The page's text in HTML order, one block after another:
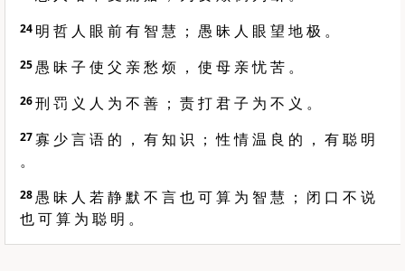
24 明 哲 人 眼 前 有 智 慧 ； 愚 昧 人 眼 望 地 极 。
25 愚 昧 子 使 父 亲 愁 烦 ， 使 母 亲 忧 苦 。
26刑 罚 义 人 为 不 善 ； 责 打 君 子 为 不 义 。
27寡 少 言 语 的 ， 有 知 识 ； 性 情 温 良 的 ， 有 聪 明
。
28 愚 昧 人 若 静 默 不 言 也 可 算 为 智 慧 ； 闭 口 不 说
也 可 算 为 聪 明 。